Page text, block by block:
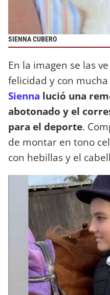
SIENNA CUBERO
En la imagen se las
felicidad y con
Sienna lució una
abotonado y el
para el deporte.
de montar en tono
con hebillas y el